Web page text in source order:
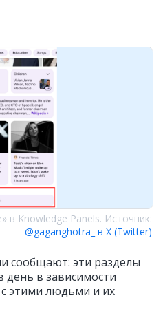
в Knowledge Panels. Источник:
@gaganghotra_ в X (Twitter)
сообщают: эти разделы
день в зависимости
этими людьми и их